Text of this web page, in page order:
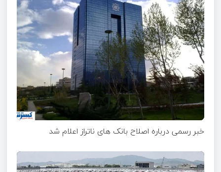
خبر رسمی درباره اصلاح بانک های ناتراز اعلام شد